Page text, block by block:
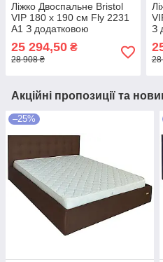
Ліжко Двоспальне Bristol
VIP 180 х 190 см Fly 2231
A1 З додатковою
металевою цільнозварною
рамою Темно-коричневий
25 294,50 ₴
28 908 ₴
З
28
Акційні пропозиції та
–25%